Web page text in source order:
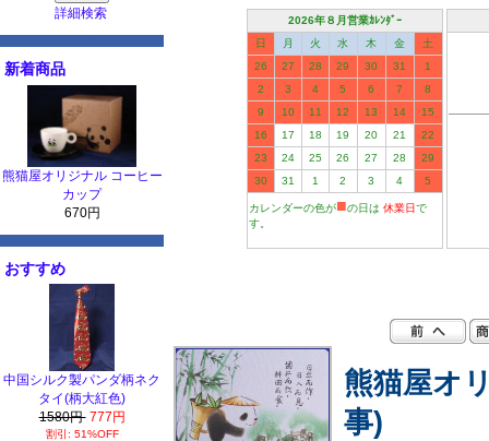
詳細検索
新着商品
熊猫屋オリジナル コーヒー
カップ
670円
おすすめ
中国シルク製パンダ柄ネク
タイ(柄大紅色)
1580円 777円
割引: 51%OFF
2026年８月営業ｶﾚﾝﾀﾞｰ
日
月 火 水 木 金
土
26
27 28 29 30 31
1
2
3 4 5 6 7
8
9
10 11 12 13 14
15
16
17 18 19 20 21
22
23
24 25 26 27 28
29
30
31 1 2 3 4 5
カレンダーの色が■の日は 休業日で
す。
熊猫屋オ
事)